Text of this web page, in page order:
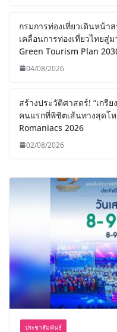
กรมการท่องเที่ยวเดินหน้า
เคลื่อนการท่องเที่ยวไทยสู่
Green Tourism Plan
04/08/2026
สร้างประวัติศาสตร์! “เกรี
คนแรกที่พิชิตเส้นทางสุดโ
Romaniacs 2026
02/08/2026
ประชาสัมพันธ์